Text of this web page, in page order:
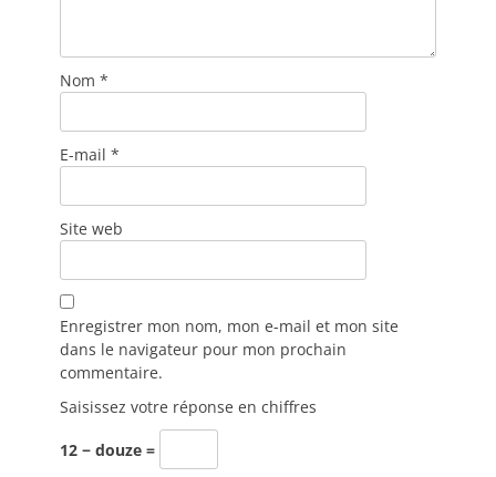
Nom *
E-mail *
Site web
Enregistrer mon nom, mon e-mail et mon site
dans le navigateur pour mon prochain
commentaire.
Saisissez votre réponse en chiffres
12 − douze =